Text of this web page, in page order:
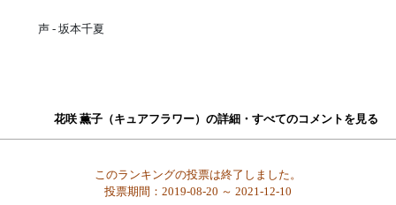
声 - 坂本千夏
花咲 薫子（キュアフラワー）の詳細・すべてのコメントを見る
このランキングの投票は終了しました。
投票期間：2019-08-20 ～ 2021-12-10